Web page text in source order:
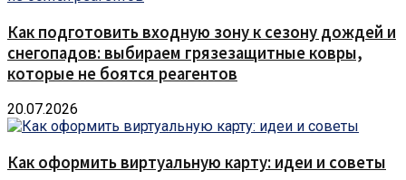
Как подготовить входную зону к сезону дождей и
снегопадов: выбираем грязезащитные ковры,
которые не боятся реагентов
20.07.2026
Как оформить виртуальную карту: идеи и советы